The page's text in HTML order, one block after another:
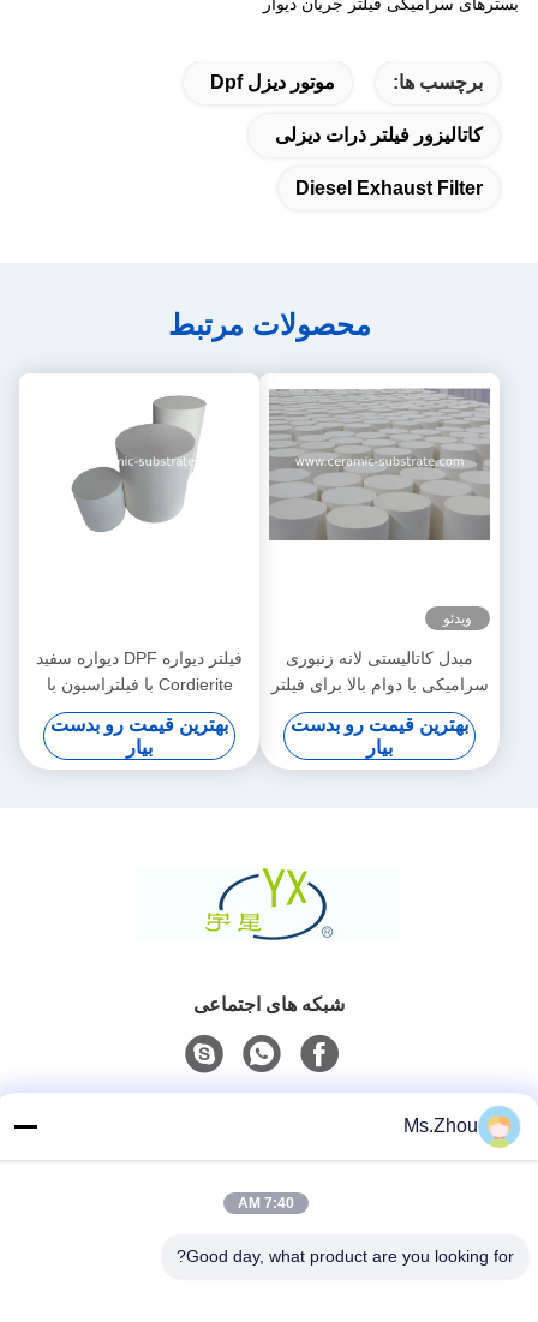
برچسب ها: موتور دیزل Dpf
کاتالیزور فیلتر ذرات دیزلی
Diesel Exhaust Filter
محصولات مرتبط
ویدئو
مبدل کاتالیستی لانه زنبوری
سرامیکی با دوام بالا برای فیلتر
شسته
بهترین قیمت رو بدست
بیار
فیلتر دیواره DPF دیواره سفید
Cordierite با فیلتراسیون با
کارایی بالا
بهترین قیمت رو بدست
بیار
شبکه های اجتماعی
86-0510-87189500
Ms.Zhou
7:40 AM
Good day, what product are you looking for?